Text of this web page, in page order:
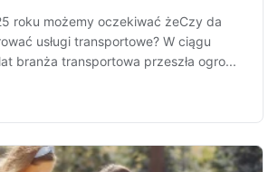
roku możemy oczekiwać żeCzy da
usługi transportowe? W ciągu
branża transportowa przeszła ogro...